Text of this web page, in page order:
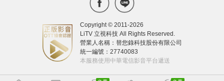
Copyright © 2011-2026
LiTV 立視科技 All Rights Reserved.
營業人名稱：替您錄科技股份有限公司
統一編號：27740083
本服務使用中華電信影音平台遞送